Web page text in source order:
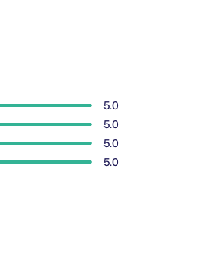
5.0
5.0
5.0
5.0